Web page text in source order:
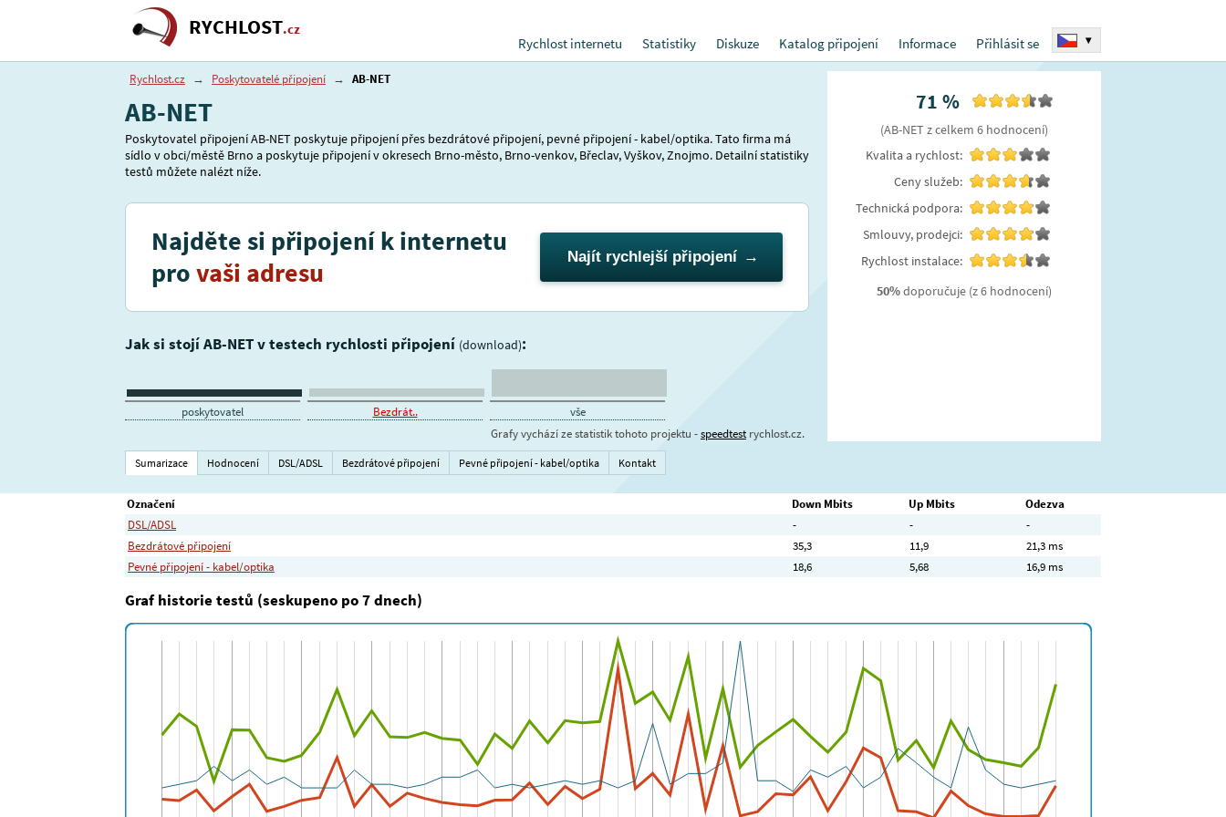
RYCHLOST.cz
Rychlost internetu
Statistiky Diskuze Katalog připojení Informace Přihlásit se ▾
Rychlost.cz → Poskytovatelé připojení → AB-NET
AB-NET
Poskytovatel připojení AB-NET poskytuje připojení přes bezdrátové připojení, pevné připojení - kabel/optika. Tato firma má
sídlo v obci/městě Brno a poskytuje připojení v okresech Brno-město, Brno-venkov, Břeclav, Vyškov, Znojmo. Detailní statistiky
testů můžete nalézt níže.
Najděte si připojení k internetu
provaši adresu Najít rychlejší připojení
Jak si stojí AB-NET v testech rychlosti připojení (download):
poskytovatel Bezdrát..
vše
Grafy vychází ze statistik tohoto projektu -speedtestrychlost.cz.
71 %
(AB-NET z celkem 6 hodnocení)
Kvalita a rychlost:
Ceny služeb:
Technická podpora:
Smlouvy, prodejci:
Rychlost instalace:
50%doporučuje (z 6 hodnocení)
Sumarizace Hodnocení DSL/ADSL Bezdrátové připojení Pevné připojení - kabel/optika Kontakt
Označení Down Mbits Up Mbits
Odezva
DSL/ADSL
- -
-
Bezdrátové připojení
35,3 11,9
21,3 ms
Pevné připojení - kabel/optika
18,6 5,68 16,9 ms
Graf historie testů (seskupeno po 7 dnech)